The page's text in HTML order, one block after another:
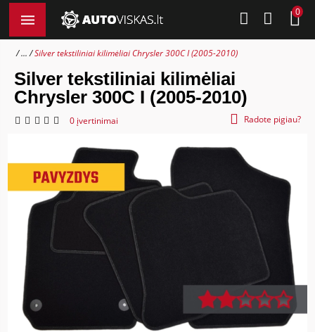
0
... Silver tekstiliniai kilimėliai Chrysler 300C I (2005-2010)
Silver tekstiliniai kilimėliai
Chrysler 300C I (2005-2010)
0 įvertinimai Radote pigiau?